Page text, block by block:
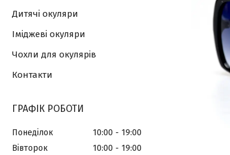
Дитячі окуляри
Іміджеві окуляри
Чохли для окулярів
Контакти
ГРАФІК РОБОТИ
Понеділок 10:00
19:00
Вівторок
10:00
19:00